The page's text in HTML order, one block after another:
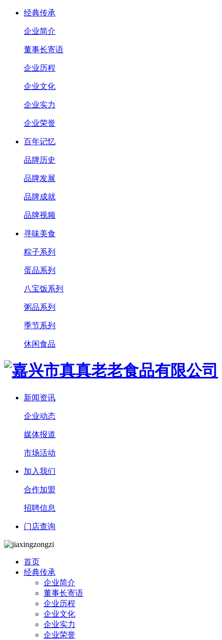
经典传承
企业简介
董事长寄语
企业历程
企业文化
企业实力
企业荣誉
百年记忆
品牌历史
品牌发展
品牌成就
品牌视频
寻味美食
粽子系列
蛋品系列
八宝饭系列
粥品系列
季节系列
休闲食品
新闻资讯
企业动态
媒体报道
市场活动
加入我们
合作加盟
招聘信息
门店查询
首页
经典传承
企业简介
董事长寄语
企业历程
企业文化
企业实力
企业荣誉